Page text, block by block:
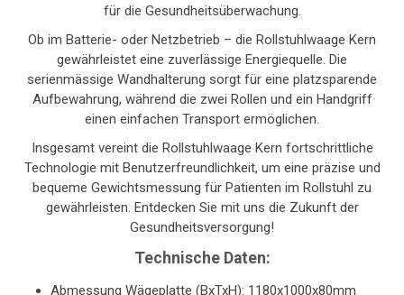
für die Gesundheitsüberwachung.
Ob im Batterie- oder Netzbetrieb – die Rollstuhlwaage Kern
gewährleistet eine zuverlässige Energiequelle. Die
serienmässige Wandhalterung sorgt für eine platzsparende
Aufbewahrung, während die zwei Rollen und ein Handgriff
einen einfachen Transport ermöglichen.
Insgesamt vereint die Rollstuhlwaage Kern fortschrittliche
Technologie mit Benutzerfreundlichkeit, um eine präzise und
bequeme Gewichtsmessung für Patienten im Rollstuhl zu
gewährleisten. Entdecken Sie mit uns die Zukunft der
Gesundheitsversorgung!
Technische Daten:
Abmessung Wägeplatte (BxTxH): 1180x1000x80mm